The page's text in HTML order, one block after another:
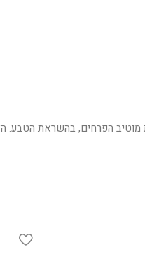
ריסו, עיצב את מוטיב הפרחים,